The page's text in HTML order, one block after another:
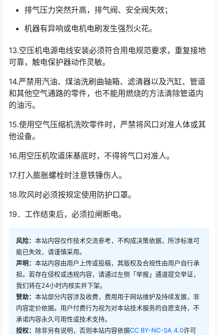
排气压力突然升高，排气阀、安全阀失效；
机器有异响或电机电刷发生强烈火花。
13.空压机电源电线安装必须符合用电规范要求，重复接地
可靠，触电保护器动作灵敏。
14.严禁用汽油、煤油洗刷曲轴箱、滤清器以及汽缸、管道
和其他空气通路的零件，也不能用燃烧的方法清除管道内
的油污。
15.使用空气压缩机洗吹零件时，严禁将风口对准人体或其
他设备。
16.用空压机吹道床基底时，不得将气口对准人。
17.打入膨胀螺栓时注意铁锤伤人。
18.吹风时必须按规定使用防护口罩。
19．工作结束后，必须拉闸断电。
风险： 本站内容仅作技术交流参考，不构成决策依据，所涉标准可
能已失效，请谨慎采用。
声明： 本站内容由用户上传或投稿，其版权及合规性由用户自行承
担。若存在侵权或违规内容，请通过左侧「举报」通道提交举证，
我们将在24小时内核实并下架。
赞助： 本站部分内容涉及收费，费用用于网站维护及持续发展，非
内容定价依据。用户付费行为视为对本站技术服务的自愿支持，不
承诺内容永久可用性或技术支持。
授权： 除非另有说明，否则本站内容依据CC BY-NC-SA 4.0许可